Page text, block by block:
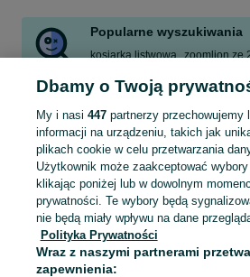
Popularne wyszukiwania
kosiarka listwowa zoomlion ze
Mapa kategorii
Mapa miejscowości
Mapa ministron
Popularne wyszukiwania
Dbamy o Twoją
My i nasi 447partnerzy przechowujemy
informacji na urządzeniu, takich jak
plikach cookie w celu przetwarzania
Użytkownik może zaakceptować
klikając poniżej lub w dowolnym
prywatności. Te wybory będą
nie będą miały wpływu na dane
Polityka Prywatności
Wraz z naszymi partnerami
zapewnienia: